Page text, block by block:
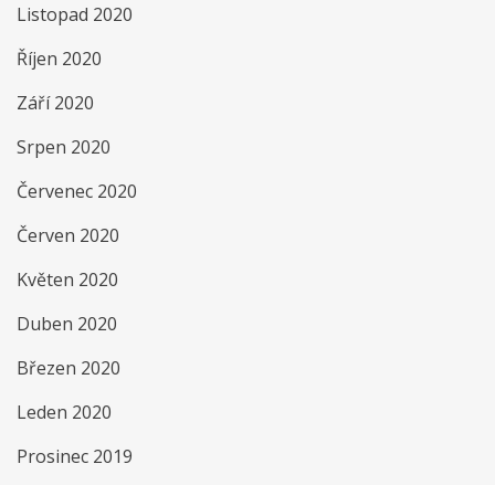
Listopad 2020
Říjen 2020
Září 2020
Srpen 2020
Červenec 2020
Červen 2020
Květen 2020
Duben 2020
Březen 2020
Leden 2020
Prosinec 2019